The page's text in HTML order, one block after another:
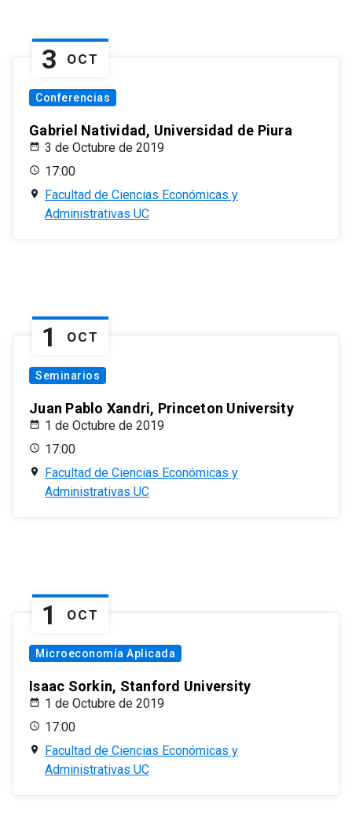
3 OCT
Conferencias
Gabriel Natividad, Universidad de Piura
3 de Octubre de 2019
17:00
Facultad de Ciencias Económicas y
Administrativas UC
1 OCT
Seminarios
Juan Pablo Xandri, Princeton University
1 de Octubre de 2019
17:00
Facultad de Ciencias Económicas y
Administrativas UC
1 OCT
Microeconomía Aplicada
Isaac Sorkin, Stanford University
1 de Octubre de 2019
17:00
Facultad de Ciencias Económicas y
Administrativas UC